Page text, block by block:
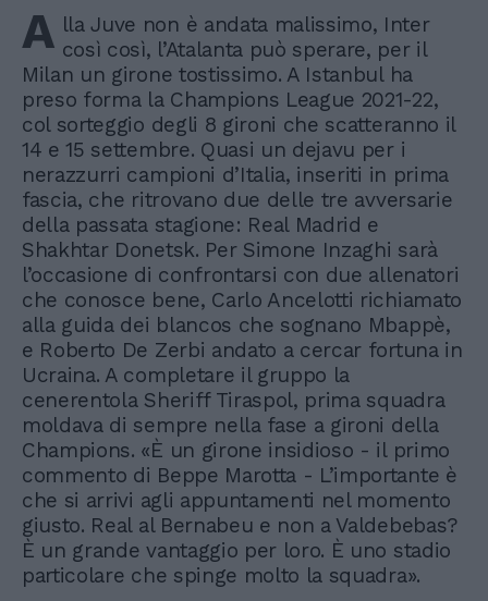
A lla Juve non è andata malissimo, Inter
così così, l’Atalanta può sperare, per il
Milan un girone tostissimo. A Istanbul ha
preso forma la Champions League 2021-22,
col sorteggio degli 8 gironi che scatteranno il
14 e 15 settembre. Quasi un dejavu per i
nerazzurri campioni d’Italia, inseriti in prima
fascia, che ritrovano due delle tre avversarie
della passata stagione: Real Madrid e
Shakhtar Donetsk. Per Simone Inzaghi sarà
l’occasione di confrontarsi con due allenatori
che conosce bene, Carlo Ancelotti richiamato
alla guida dei blancos che sognano Mbappè,
e Roberto De Zerbi andato a cercar fortuna in
Ucraina. A completare il gruppo la
cenerentola Sheriff Tiraspol, prima squadra
moldava di sempre nella fase a gironi della
Champions. «È un girone insidioso - il primo
commento di Beppe Marotta - L’importante è
che si arrivi agli appuntamenti nel momento
giusto. Real al Bernabeu e non a Valdebebas?
È un grande vantaggio per loro. È uno stadio
particolare che spinge molto la squadra».